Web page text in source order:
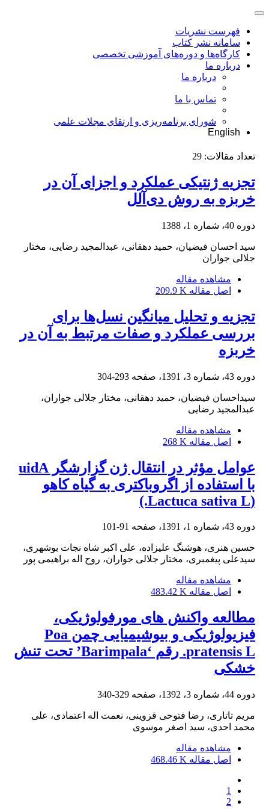
فهرست نشریات
سامانه نشر کتاب
کارگاه‌ها و دوره‌های آموزشی تخصصی
درباره ما
درباره ما
تماس با ما
شورای برنامه‌ریزی و ارتقای مجلات علمی
English
تعداد مقالات: 29
تجزیه ژنتیکی عملکرد و اجزای آن در
خربزه به روش دی‌آلل
دوره 40، شماره 1، 1388
سید احسان فیضیان، حمید دهقانی، عبدالمجید رضایی، مختار
جلالی جواران
مشاهده مقاله
اصل مقاله 209.9 K
تجزیه و تحلیل میانگین نسل‌ها برای
بررسی عملکرد و صفات مرتبط به آن در
خربزه
دوره 43، شماره 3، 1391، صفحه 293-304
سیداحسان فیضیان، حمید دهقانی، مختار جلالی جواران،
عبدالمجید رضایی
مشاهده مقاله
اصل مقاله 268 K
عوامل مؤثر در انتقال ژن گزارشگر uidA
با استفاده از اگروباکتری به گیاه کاهو
(Lactuca sativa L.)
دوره 43، شماره 1، 1391، صفحه 91-101
حسین هنری، هوشنگ علیزاده، علی اکبر شاه نجات بوشهری،
سیدعلی پیغمبری، مختار جلالی جواران، روح اله براهیمی پور
مشاهده مقاله
اصل مقاله 483.42 K
مطالعه واکنش های مورفولوژیکی،
فیزیولوژیکی و بیوشیمیایی چمن Poa
pratensis L. رقم ‘Barimpala’ تحت تنش
خشکی
دوره 44، شماره 3، 1392، صفحه 329-340
مریم تاتاری، رضا فتوحی قزوینی، نعمت اله اعتمادی، علی
محمد احدی، سید اصغر موسوی
مشاهده مقاله
اصل مقاله 468.46 K
1
2